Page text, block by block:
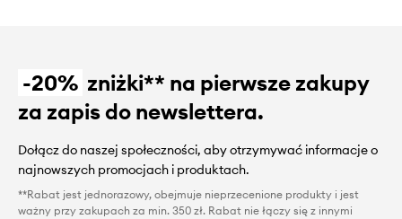
-20% zniżki** na pierwsze zakupy
za zapis do newslettera.
Dołącz do naszej społeczności, aby otrzymywać informacje o
najnowszych promocjach i produktach.
**Rabat jest jednorazowy, obejmuje nieprzecenione produkty i jest
ważny przy zakupach za min. 350 zł. Rabat nie łączy się z innymi